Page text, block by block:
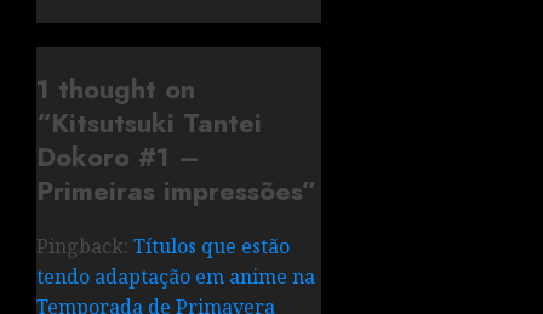
1 thought on
“Kitsutsuki Tantei
Dokoro #1 –
Primeiras impressões”
Pingback: Títulos que estão
tendo adaptação em anime na
Temporada de Primavera